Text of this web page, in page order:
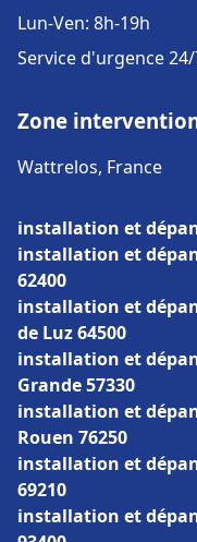
Lun-Ven: 8h-19h
Service d'urgence
Zone
Wattrelos, France
installation et
installation et
62400
installation et
de Luz 64500
installation et
Grande 57330
installation et
Rouen 76250
installation et
69210
installation et